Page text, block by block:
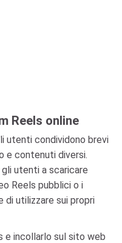
Reels online
utenti condividono brevi
e contenuti diversi.
utenti a scaricare
Reels pubblici o i
di utilizzare sui propri
e incollarlo sul sito web